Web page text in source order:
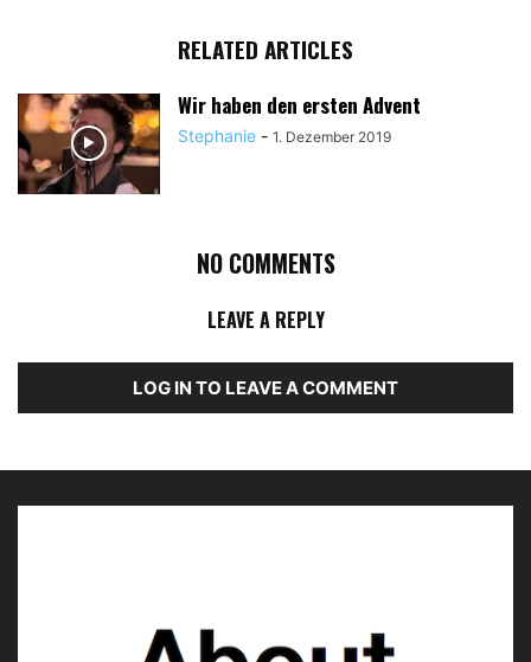
RELATED ARTICLES
Wir haben den ersten Advent
Stephanie - 1. Dezember 2019
NO COMMENTS
LEAVE A REPLY
LOG IN TO LEAVE A COMMENT